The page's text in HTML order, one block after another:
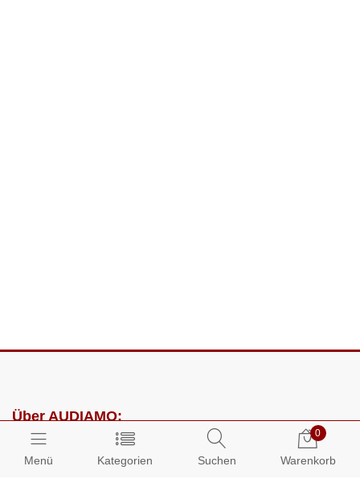
Menü Kategorien Suchen
0
Warenkorb
Über AUDIAMO:
Impressum